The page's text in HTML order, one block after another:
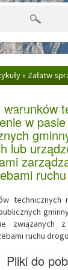
» Załatw
na...
warunków
w
lub
związanych z
ruchu
Pliki do